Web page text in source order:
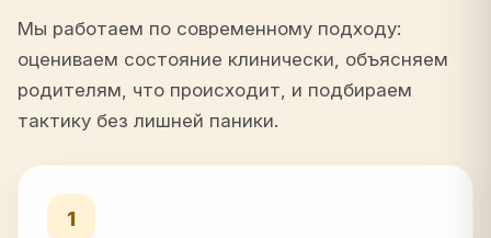
Мы работаем по современному подходу:
оцениваем состояние клинически, объясняем
родителям, что происходит, и подбираем
тактику без лишней паники.
1